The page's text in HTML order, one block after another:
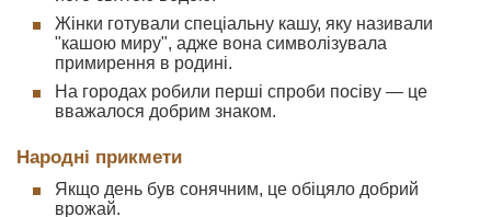
Жінки готували спеціальну кашу, яку називали
"кашою миру", адже вона символізувала
примирення в родині.
На городах робили перші спроби посіву — це
вважалося добрим знаком.
Народні прикмети
Якщо день був сонячним, це обіцяло добрий
врожай.